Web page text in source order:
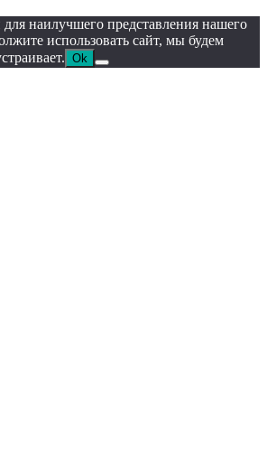
наилучшего представления нашего
использовать сайт, мы будем
Ok